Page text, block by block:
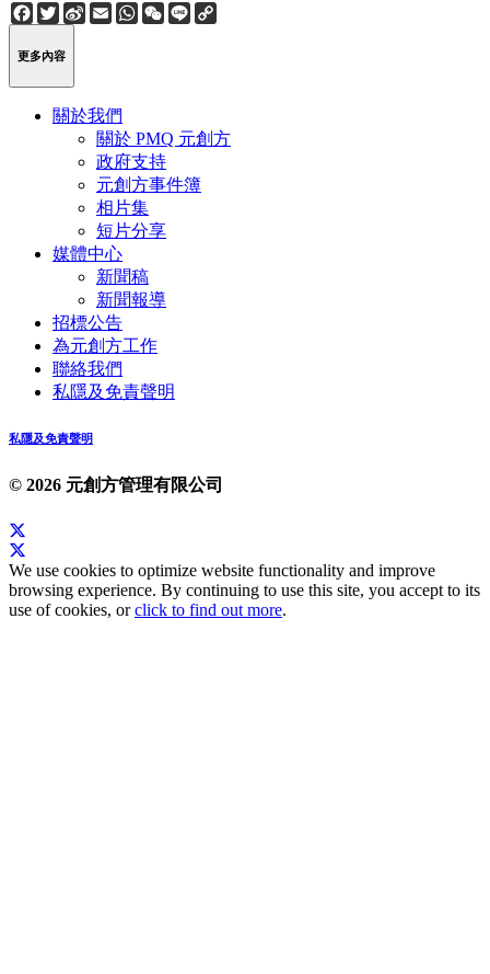
Facebook
Twitter
Sina
Weibo
EmailWhatsApp
WeChat
Line
更多內容
關於我們
關於 PMQ 元創方
政府支持
元創方事件簿
相片集
短片分享
媒體中心
新聞稿
新聞報導
招標公告
為元創方工作
聯絡我們
私隱及免責聲明
私隱及免責聲明
© 2026 元創方管理有限公司
We use cookies to optimize website functionality and improve
browsing experience. By continuing to use this site, you accept to its
use of cookies, orclick to find out more.